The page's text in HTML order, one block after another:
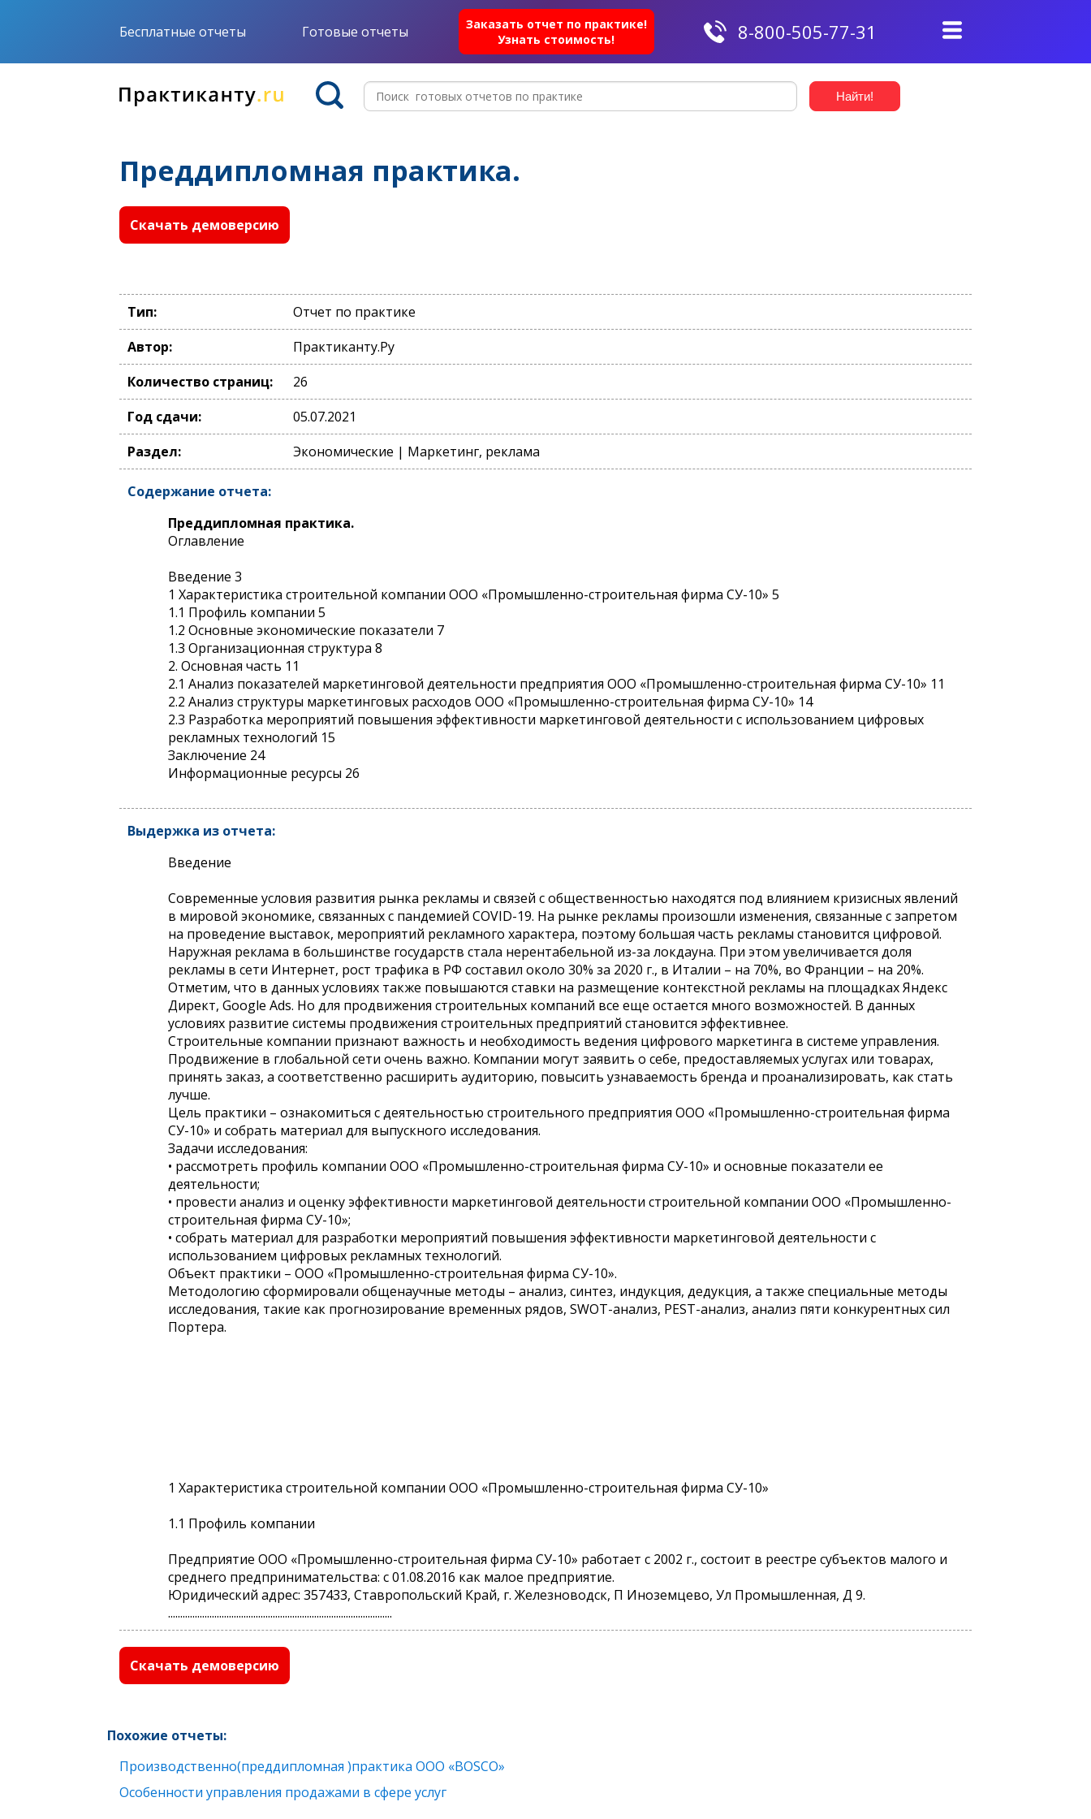
Бесплатные отчеты Готовые отчеты
Заказать отчет по практике!
Узнать стоимость!
8-800-505-77-31
Преддипломная практика.
Скачать демоверсию
Тип:
Отчет по практике
Автор:
Практиканту.Ру
Количество страниц:
26
Год сдачи:
05.07.2021
Раздел:
Экономические | Маркетинг, реклама
Содержание отчета:
Преддипломная практика.
Оглавление
Введение 3
1 Характеристика строительной компании ООО «Промышленно-строительная фирма СУ-10» 5
1.1 Профиль компании 5
1.2 Основные экономические показатели 7
1.3 Организационная структура 8
2. Основная часть 11
2.1 Анализ показателей маркетинговой деятельности предприятия ООО «Промышленно-строительная фирма СУ-10» 11
2.2 Анализ структуры маркетинговых расходов ООО «Промышленно-строительная фирма СУ-10» 14
2.3 Разработка мероприятий повышения эффективности маркетинговой деятельности с использованием цифровых
рекламных технологий 15
Заключение 24
Информационные ресурсы 26
Выдержка из отчета:
Введение
Современные условия развития рынка рекламы и связей с общественностью находятся под влиянием кризисных явлений
в мировой экономике, связанных с пандемией COVID-19. На рынке рекламы произошли изменения, связанные с запретом
на проведение выставок, мероприятий рекламного характера, поэтому большая часть рекламы становится цифровой.
Наружная реклама в большинстве государств стала нерентабельной из-за локдауна. При этом увеличивается доля
рекламы в сети Интернет, рост трафика в РФ составил около 30% за 2020 г., в Италии – на 70%, во Франции – на 20%.
Отметим, что в данных условиях также повышаются ставки на размещение контекстной рекламы на площадках Яндекс
Директ, Google Ads. Но для продвижения строительных компаний все еще остается много возможностей. В данных
условиях развитие системы продвижения строительных предприятий становится эффективнее.
Строительные компании признают важность и необходимость ведения цифрового маркетинга в системе управления.
Продвижение в глобальной сети очень важно. Компании могут заявить о себе, предоставляемых услугах или товарах,
принять заказ, а соответственно расширить аудиторию, повысить узнаваемость бренда и проанализировать, как стать
лучше.
Цель практики – ознакомиться с деятельностью строительного предприятия ООО «Промышленно-строительная фирма
СУ-10» и собрать материал для выпускного исследования.
Задачи исследования:
• рассмотреть профиль компании ООО «Промышленно-строительная фирма СУ-10» и основные показатели ее
деятельности;
• провести анализ и оценку эффективности маркетинговой деятельности строительной компании ООО «Промышленно-
строительная фирма СУ-10»;
• собрать материал для разработки мероприятий повышения эффективности маркетинговой деятельности с
использованием цифровых рекламных технологий.
Объект практики – ООО «Промышленно-строительная фирма СУ-10».
Методологию сформировали общенаучные методы – анализ, синтез, индукция, дедукция, а также специальные методы
исследования, такие как прогнозирование временных рядов, SWOT-анализ, PEST-анализ, анализ пяти конкурентных сил
Портера.
1 Характеристика строительной компании ООО «Промышленно-строительная фирма СУ-10»
1.1 Профиль компании
Предприятие ООО «Промышленно-строительная фирма СУ-10» работает с 2002 г., состоит в реестре субъектов малого и
среднего предпринимательства: с 01.08.2016 как малое предприятие.
Юридический адрес: 357433, Ставропольский Край, г. Железноводск, П Иноземцево, Ул Промышленная, Д 9.
............................................................................................
Скачать демоверсию
Похожие отчеты:
Производственно(преддипломная )практика ООО «BOSCO»
Особенности управления продажами в сфере услуг